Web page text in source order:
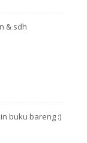
& sdh
buku bareng :)